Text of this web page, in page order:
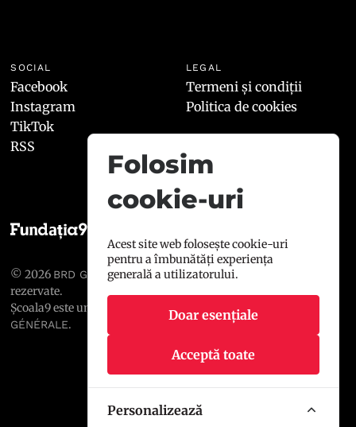
SOCIAL
Facebook
Instagram
TikTok
RSS
LEGAL
Termeni și condiții
Politica de cookies
© 2026 BRD GROUPE SOCIÉTÉ GÉNÉRALE
rezervate.
Școala9 este un proiect susținut de
BRD GROUPE SOCIÉTÉ
GÉNÉRALE.
Folosim
cookie-uri
Acest site web folosește cookie-uri
pentru a îmbunătăți experiența
generală a utilizatorului.
Doar esențiale
Acceptă toate
Personalizează